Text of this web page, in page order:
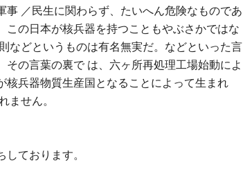
／民生に関わらず、たいへん危険なものであ
の日本が核兵器を持つこともやぶさかではな
などというものは有名無実だ。などといった言
の言葉の裏で は、六ヶ所再処理工場始動によ
核兵器物質生産国となることによって生まれ
ません。
ております。